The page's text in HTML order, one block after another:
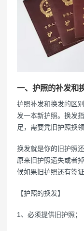
一、护照的补发和
护照补发和换发的区
发一本新护照。换发
足，需要凭旧护照换
换发就是你的旧护照
原来旧护照遗失或者
候如果旧护照还有签
【护照的换发】
1、必须提供旧护照；